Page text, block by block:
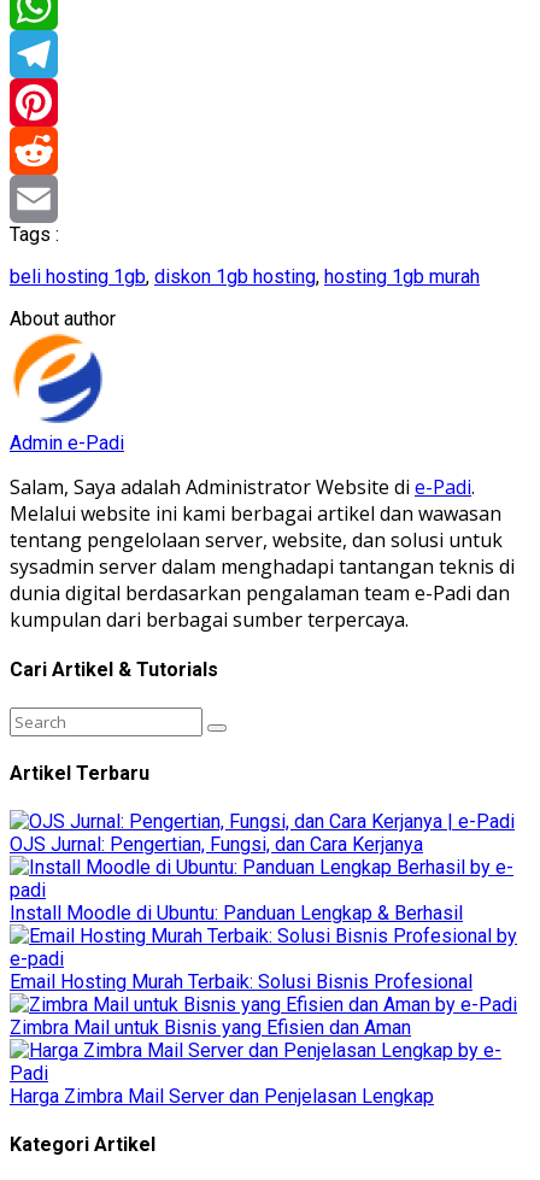
LinkedIn
WhatsApp
Telegram
Pinterest
Reddit
Email
Tags :
beli hosting 1gb, diskon 1gb hosting, hosting 1gb murah
About author
Admin e-Padi
Salam, Saya adalah Administrator Website di e-Padi.
Melalui website ini kami berbagai artikel dan wawasan
tentang pengelolaan server, website, dan solusi untuk
sysadmin server dalam menghadapi tantangan teknis di
dunia digital berdasarkan pengalaman team e-Padi dan
kumpulan dari berbagai sumber terpercaya.
Cari Artikel & Tutorials
Artikel Terbaru
OJS Jurnal: Pengertian, Fungsi, dan Cara Kerjanya
Install Moodle di Ubuntu: Panduan Lengkap & Berhasil
Email Hosting Murah Terbaik: Solusi Bisnis Profesional
Zimbra Mail untuk Bisnis yang Efisien dan Aman
Harga Zimbra Mail Server dan Penjelasan Lengkap
Kategori Artikel